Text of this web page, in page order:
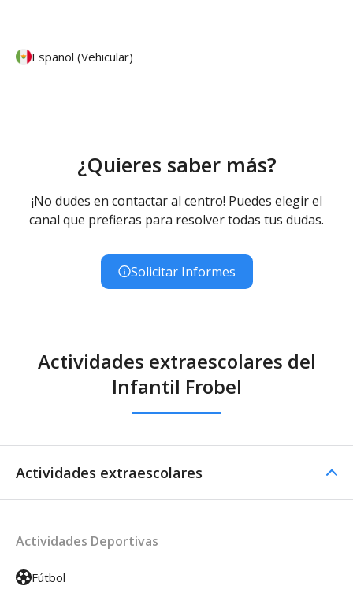
Español (Vehicular)
¿Quieres saber más?
¡No dudes en contactar al centro! Puedes elegir el
canal que prefieras para resolver todas tus dudas.
Solicitar Informes
Actividades extraescolares del
Infantil Frobel
Actividades extraescolares
Actividades Deportivas
Fútbol